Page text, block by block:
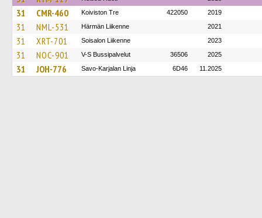
31 CMR-460 Koiviston Tre 422050 2019
31 NML-531 Härmän Liikenne 2021
31 XRT-701 Soisalon Liikenne 2023
31 NOC-901 V-S Bussipalvelut 36506 2025
31 JOH-776 Savo-Karjalan Linja 6D46 11.2025